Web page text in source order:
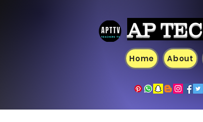
Home About
AP